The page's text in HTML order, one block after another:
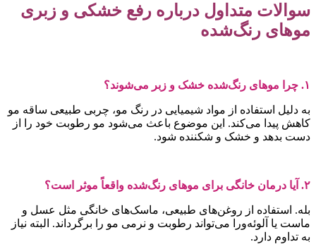
متداول درباره رفع خشکی و زبری
رنگ‌شده
دلیل استفاده از مواد شیمیایی در رنگ مو، چربی طبیعی ساقه مو
پیدا می‌کند. این موضوع باعث می‌شود مو رطوبت خود را از
بدهد و خشک و شکننده شود.
استفاده از روغن‌های طبیعی، ماسک‌های خانگی مثل عسل و
یا آلوئه‌ورا می‌تواند رطوبت و نرمی مو را برگرداند. البته نیاز
تداوم دارد.